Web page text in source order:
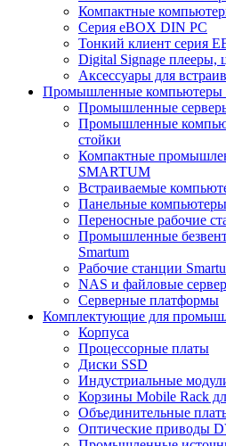
Компактные
Серия eBOX DIN PC
Тонкий клиент серия
Digital Signage плееры,
Аксессуары для
Промышленные компьютеры
Промышленные
Промышленные
стойки
Компактные
SMARTUM
Встраиваемые
Панельные
Переносные рабочие
Промышленные
Smartum
Рабочие станции
NAS и файловые
Серверные платформы
Комплектующие для
Корпуса
Процессорные платы
Диски SSD
Индустриальные
Корзины Mobile Rack
Объединительные
Оптические приводы